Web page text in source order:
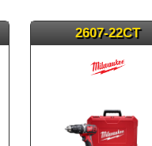
2607-22CT